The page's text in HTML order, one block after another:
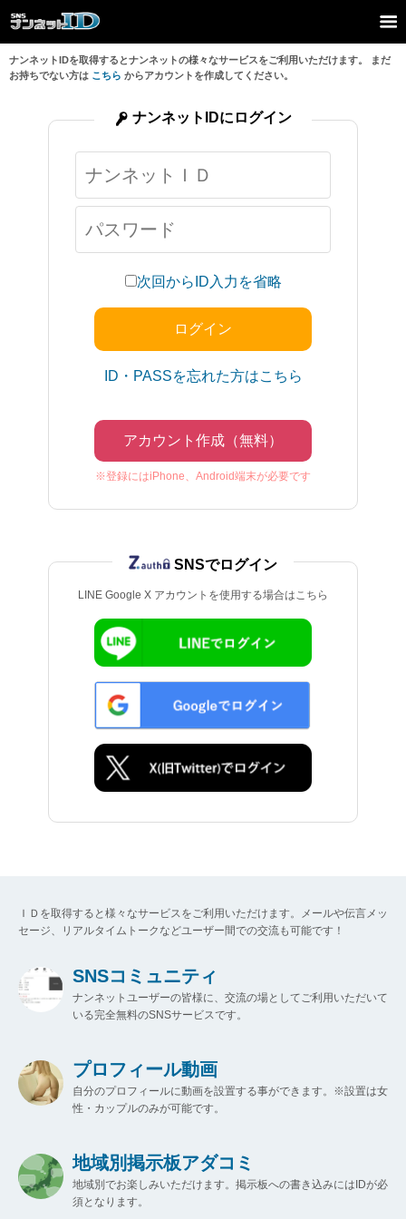
ナンネットIDを取得するとナンネットの様々なサービスをご利用いただけます。 まだ
お持ちでない方は こちら からアカウントを作成してください。
次回からID入力を省略
ID・PASSを忘れた方はこちら
アカウント作成（無料）
※登録にはiPhone、Android端末が必要です
ナンネットIDにログイン
LINE Google X アカウントを使用する場合はこちら
SNSでログイン
ＩＤを取得すると様々なサービスをご利用いただけます。メールや伝言メッ
セージ、リアルタイムトークなどユーザー間での交流も可能です！
SNSコミュニティ
ナンネットユーザーの皆様に、交流の場としてご利用いただいて
いる完全無料のSNSサービスです。
プロフィール動画
自分のプロフィールに動画を設置する事ができます。※設置は女
性・カップルのみが可能です。
地域別掲示板アダコミ
地域別でお楽しみいただけます。掲示板への書き込みにはIDが必
須となります。